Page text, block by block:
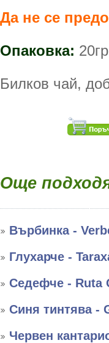
Да не се
Опаковка:
Билков чай,
Още
Върбинка -
Глухарче -
Седефче - Ruta
Синя тинтява -
Червен